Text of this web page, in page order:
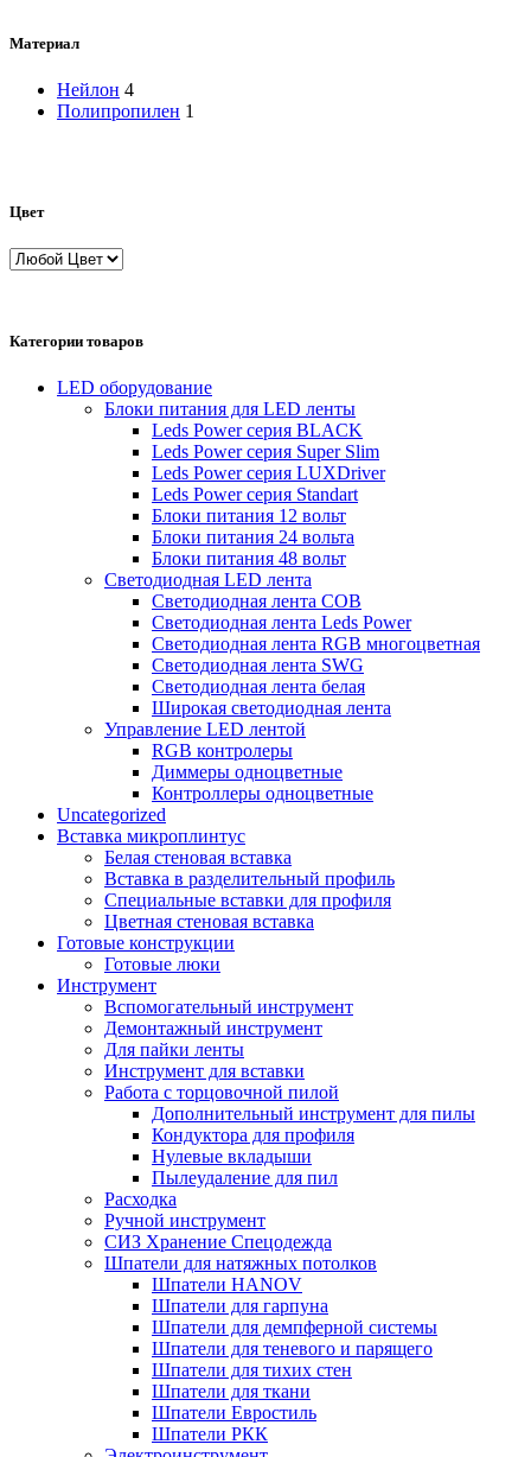
Материал
Нейлон 4
Полипропилен 1
Цвет
Категории товаров
LED оборудование
Блоки питания для LED ленты
Leds Power cерия BLACK
Leds Power cерия Super Slim
Leds Power серия LUXDriver
Leds Power серия Standart
Блоки питания 12 вольт
Блоки питания 24 вольта
Блоки питания 48 вольт
Светодиодная LED лента
Светодиодная лента COB
Светодиодная лента Leds Power
Светодиодная лента RGB многоцветная
Светодиодная лента SWG
Светодиодная лента белая
Широкая светодиодная лента
Управление LED лентой
RGB контролеры
Диммеры одноцветные
Контроллеры одноцветные
Uncategorized
Вставка микроплинтус
Белая стеновая вставка
Вставка в разделительный профиль
Специальные вставки для профиля
Цветная стеновая вставка
Готовые конструкции
Готовые люки
Инструмент
Вспомогательный инструмент
Демонтажный инструмент
Для пайки ленты
Инструмент для вставки
Работа с торцовочной пилой
Дополнительный инструмент для пилы
Кондуктора для профиля
Нулевые вкладыши
Пылеудаление для пил
Расходка
Ручной инструмент
СИЗ Хранение Спецодежда
Шпатели для натяжных потолков
Шпатели HANOV
Шпатели для гарпуна
Шпатели для демпферной системы
Шпатели для теневого и парящего
Шпатели для тихих стен
Шпатели для ткани
Шпатели Евростиль
Шпатели РКК